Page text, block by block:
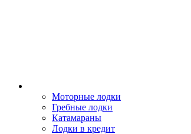
Моторные лодки
Гребные лодки
Катамараны
Лодки в кредит